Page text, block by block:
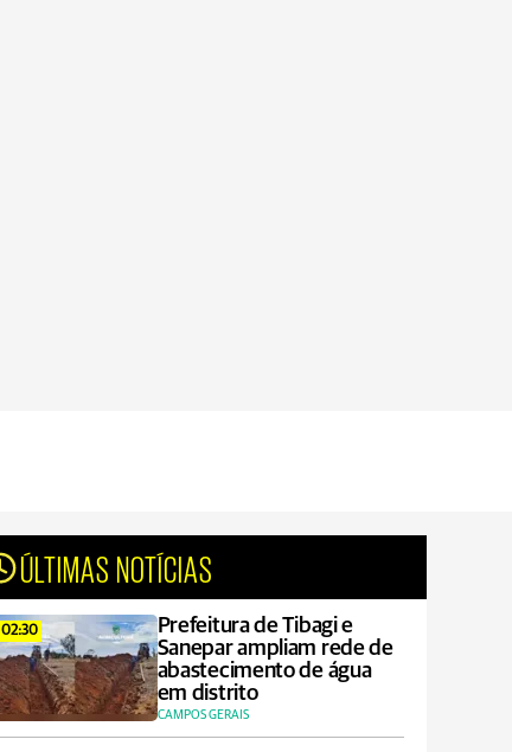
ÚLTIMAS NOTÍCIAS
02:30
Prefeitura de Tibagi e
Sanepar ampliam rede de
abastecimento de água
em distrito
CAMPOS GERAIS